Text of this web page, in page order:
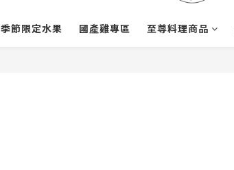
季節限定水果 國產雞專區 至尊料理商品